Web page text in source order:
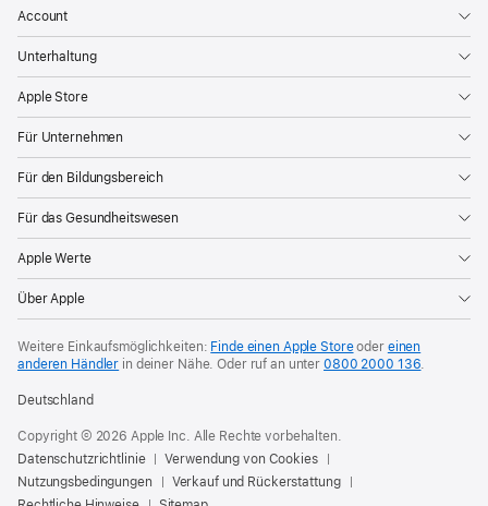
Account
Unterhaltung
Apple Store
Für Unternehmen
Für den Bildungsbereich
Für das Gesundheitswesen
Apple Werte
Über Apple
Weitere Einkaufsmöglichkeiten: Finde einen Apple Storeoder einen
anderen Händler in deiner Nähe. Oder ruf an unter0800 2000 136.
Deutschland
Copyright © 2026 Apple Inc. Alle Rechte vorbehalten.
Datenschutzrichtlinie
Verwendung von Cookies
Nutzungsbedingungen
Verkauf und Rückerstattung